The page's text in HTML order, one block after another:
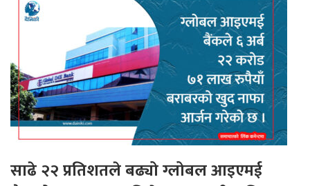
साढे २२ प्रतिशतले बढ्यो ग्लोबल आइएमई